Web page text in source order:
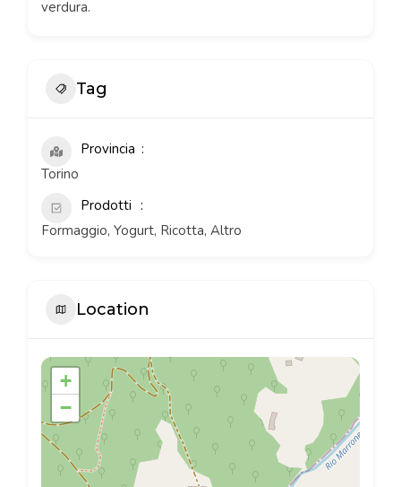
verdura.
Tag
Provincia
Torino
Prodotti
Formaggio, Yogurt, Ricotta, Altro
Location
+
−